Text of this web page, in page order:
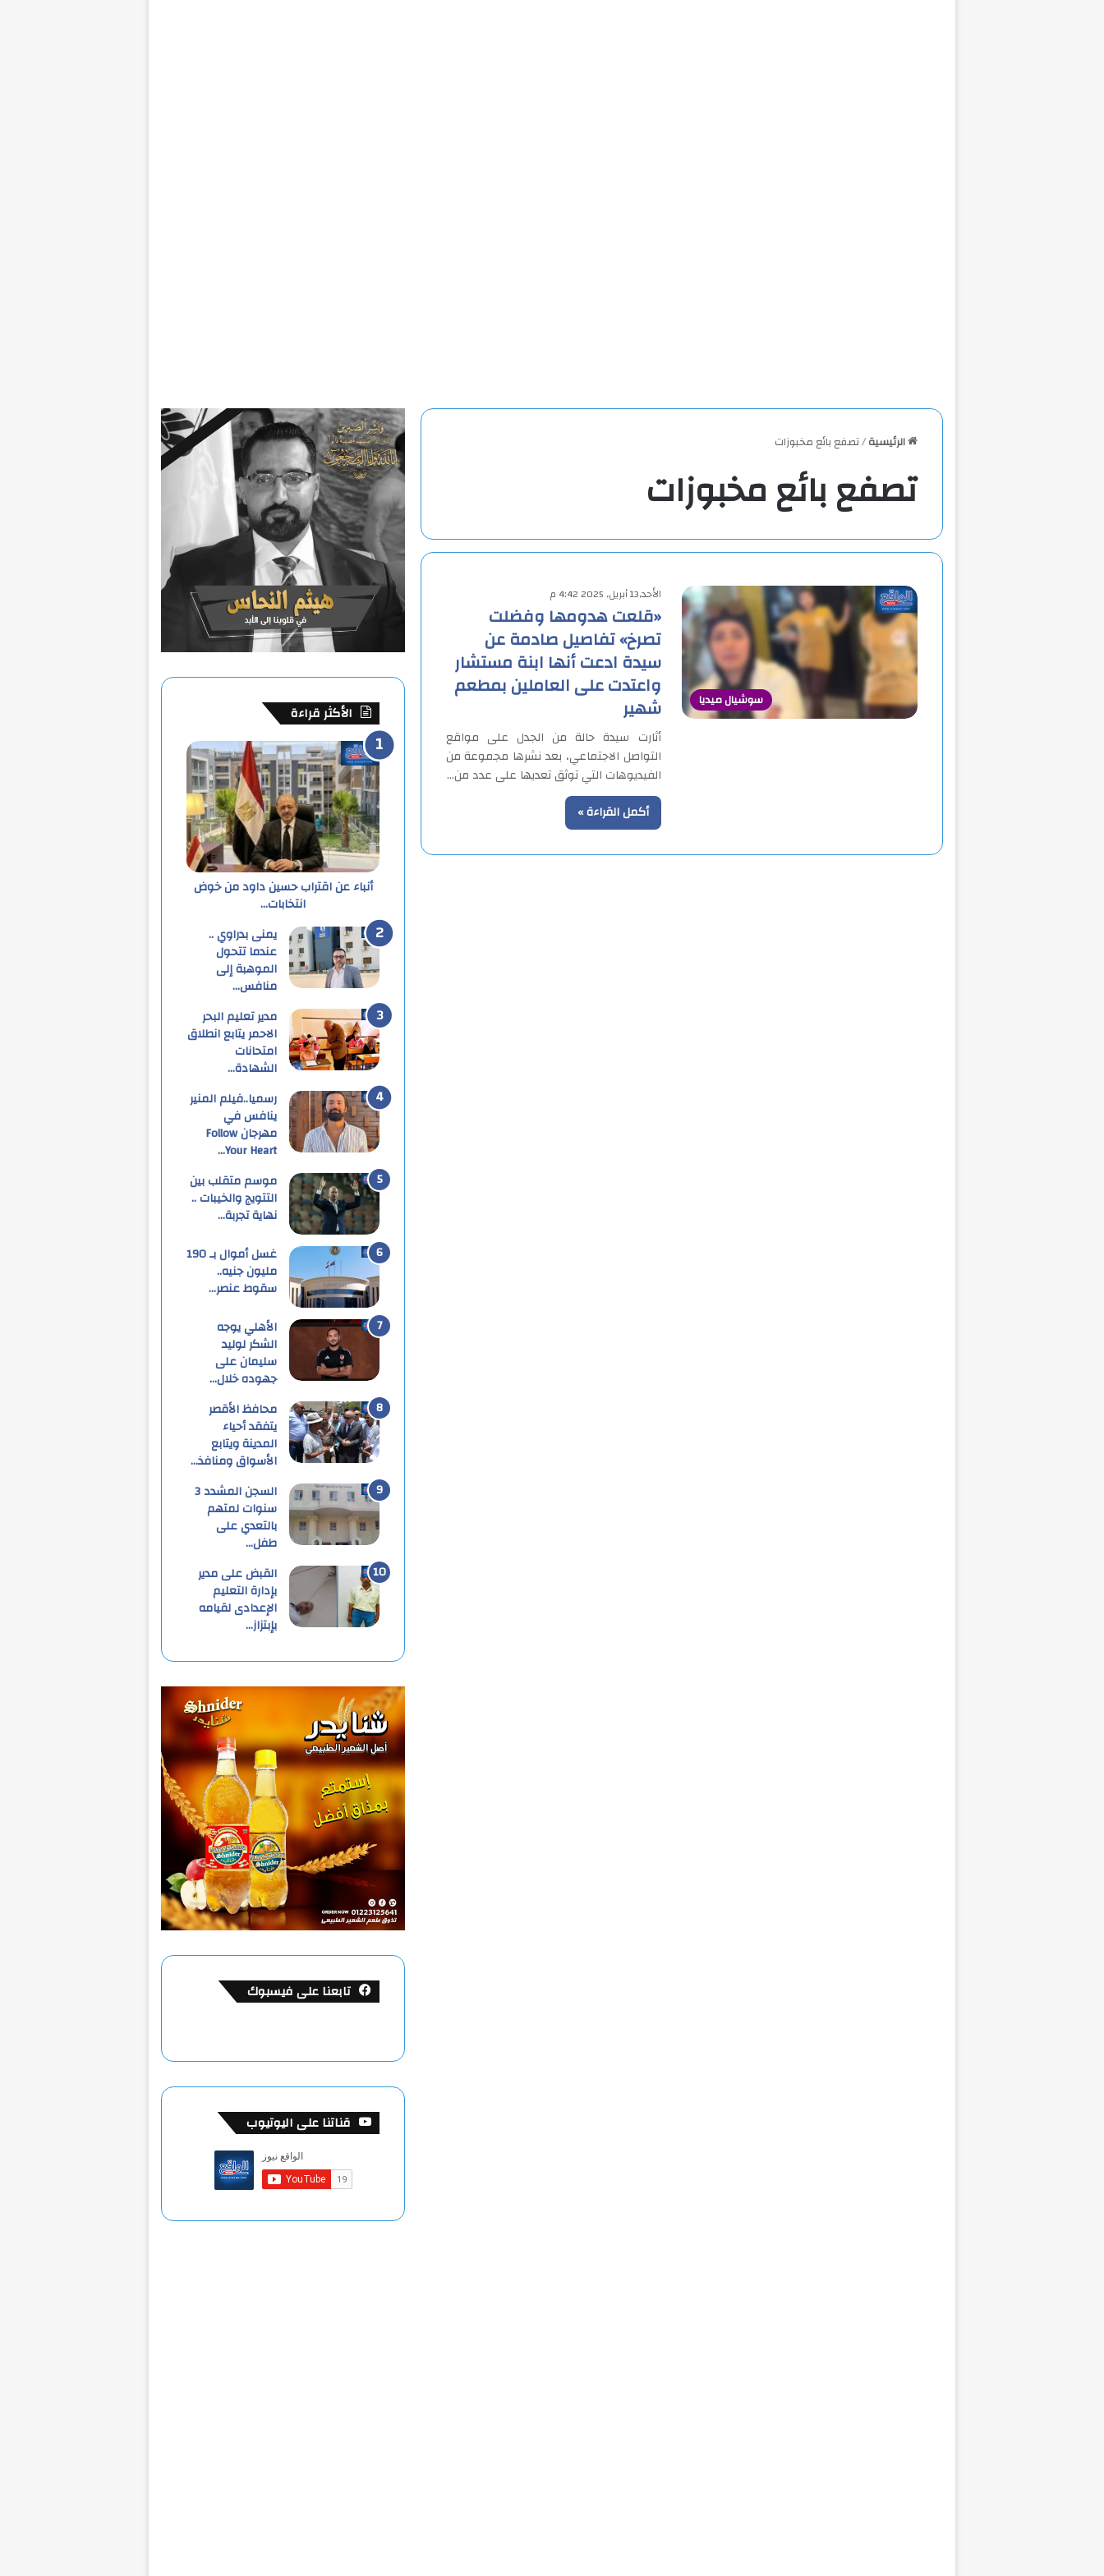
الرئيسية/تصفع بائع مخبوزات
تصفع بائع مخبوزات
سوشيال ميديا
الأحد,13 أبريل, 2025 4:42 م
«قلعت هدومها وفضلت
تصرخ» تفاصيل صادمة عن
سيدة ادعت أنها ابنة مستشار
واعتدت على العاملين بمطعم
شهير
أثارت سيدة حالة من الجدل على مواقع
التواصل الاجتماعي، بعد نشرها مجموعة من
الفيديوهات التي توثق تعديها على عدد من…
أكمل القراءة »
الأكثر قراءة
أنباء عن اقتراب حسين داود من خوض
انتخابات…
يمنى بدراوي ..
عندما تتحول
الموهبة إلى
منافس…
مدير تعليم البحر
الاحمر يتابع انطلاق
امتحانات
الشهادة…
رسميا..فيلم المنير
ينافس في
مهرجان Follow
Your Heart…
موسم متقلب بين
التتويج والخيبات ..
نهاية تجربة…
غسل أموال بـ 190
مليون جنيه..
سقوط عنصر…
الأهلي يوجه
الشكر لوليد
سليمان على
جهوده خلال…
محافظ الأقصر
يتفقد أحياء
المدينة ويتابع
الأسواق ومنافذ…
السجن المشدد 3
سنوات لمتهم
بالتعدي على
طفل…
القبض على مدير
بإدارة التعليم
الإعدادى لقيامه
بإبتزاز…
تابعنا على فيسبوك
قناتنا على اليوتيوب